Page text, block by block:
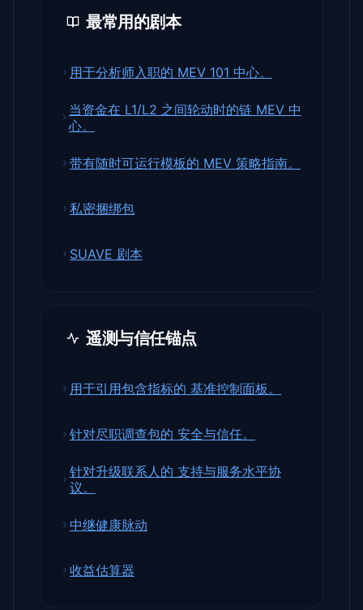
最常用的剧本
用于分析师入职的 MEV 101 中心。
当资金在 L1/L2 之间轮动时的链 MEV 中
心。
带有随时可运行模板的 MEV 策略指南。
私密捆绑包
SUAVE 剧本
遥测与信任锚点
用于引用包含指标的 基准控制面板。
针对尽职调查包的 安全与信任。
针对升级联系人的 支持与服务水平协
议。
中继健康脉动
收益估算器